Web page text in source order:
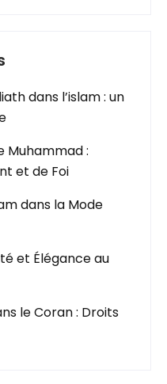
dans l’islam : un
Muhammad :
et de Foi
dans la Mode
et Élégance au
le Coran : Droits